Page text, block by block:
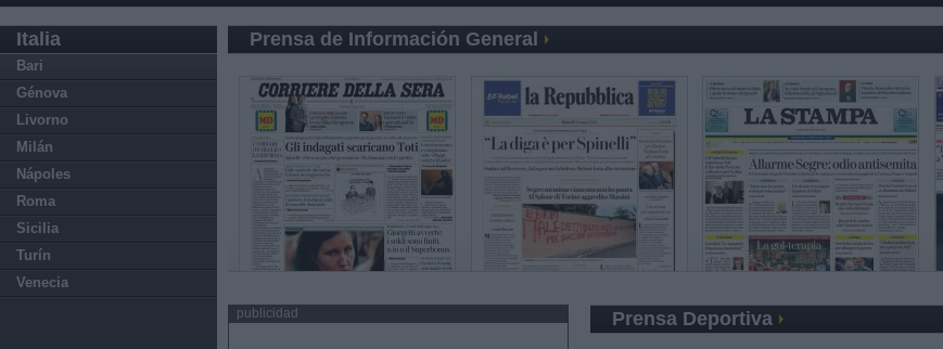
Italia
Bari
Génova
Livorno
Milán
Nápoles
Roma
Sicilia
Turín
Venecia
Prensa de Información General
publicidad Prensa Deportiva